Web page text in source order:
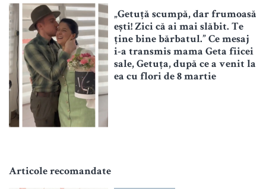
„Getuță scumpă, dar frumoasă
ești! Zici că ai mai slăbit. Te
ține bine bărbatul.” Ce mesaj
i-a transmis mama Geta fiicei
sale, Getuța, după ce a venit la
ea cu flori de 8 martie
Articole recomandate